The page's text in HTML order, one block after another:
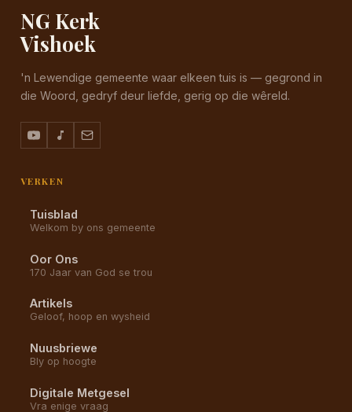
NG Kerk
Vishoek
'n Lewendige gemeente waar elkeen tuis is — gegrond in
die Woord, gedryf deur liefde, gerig op die wêreld.
VERKEN
Tuisblad
Welkom by ons gemeente
Oor Ons
170 Jaar van God se trou
Artikels
Geloof, hoop en wysheid
Nuusbriewe
Bly op hoogte
Digitale Metgesel
Vra enige vraag